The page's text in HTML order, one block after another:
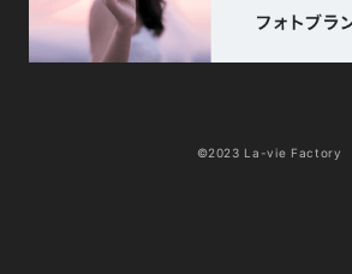
©2023 La-vie Factory